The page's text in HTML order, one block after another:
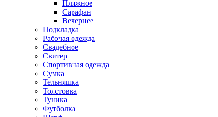
Пляжное
Сарафан
Вечернее
Подкладка
Рабочая одежда
Свадебное
Свитер
Спортивная одежда
Сумка
Тельняшка
Толстовка
Туника
Футболка